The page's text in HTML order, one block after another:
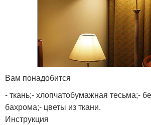
Вам понадобится
- ткань;- хлопчатобумажная тесьма;-
бахрома;- цветы из ткани.
Инструкция